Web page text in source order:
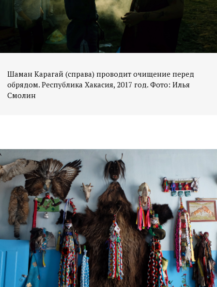
Шаман Карагай (справа) проводит очищение перед
обрядом. Республика Хакасия, 2017 год. Фото: Илья
Смолин